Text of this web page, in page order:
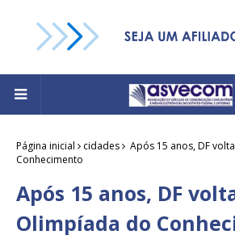
Página inicial cidades
Após 15 anos, DF
Conhecimento
Após 15 anos, DF
Olimpíada do